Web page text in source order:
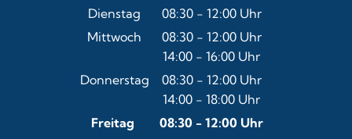
Von 14:00 bis 16:00 Uhr
Dienstag 08:30- 12:00Uhr
Von 08:30 bis 12:00 Uhr
Mittwoch 08:30- 12:00Uhr
Von 08:30 bis 12:00 Uhr
14:00 - 16:00 Uhr
Von 14:00 bis 16:00 Uhr
Donnerstag 08:30- 12:00Uhr
Von 08:30 bis 12:00 Uhr
14:00 - 18:00 Uhr
Von 14:00 bis 18:00 Uhr
Freitag 08:30 - 12:00 Uhr